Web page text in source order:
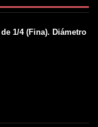
1/4 (Fina). Diámetro